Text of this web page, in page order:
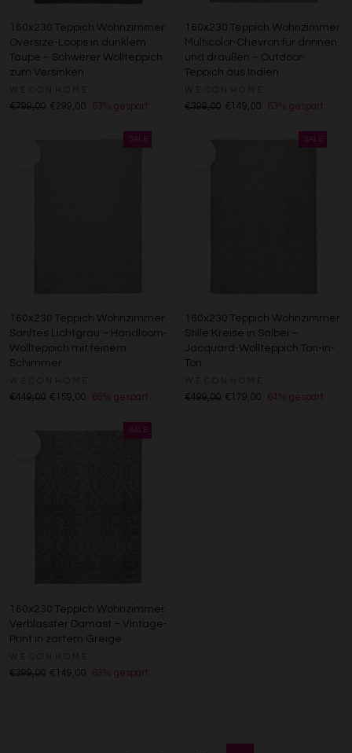
160x230 Teppich Wohnzimmer
Oversize-Loops in dunklem
Taupe – Schwerer Wollteppich
zum Versinken
€799,00 €299,00 63% gespart
160x230 Teppich Wohnzimmer
Multicolor-Chevron für drinnen
und draußen – Outdoor-
Teppich aus Indien
€399,00 €149,00 63% gespart
160x230 Teppich Wohnzimmer
Sanftes Lichtgrau – Handloom-
Wollteppich mit feinem
Schimmer
€449,00 €159,00 65% gespart
160x230 Teppich Wohnzimmer
Stille Kreise in Salbei –
Jacquard-Wollteppich Ton-in-
Ton
€499,00 €179,00 64% gespart
160x230 Teppich Wohnzimmer
Verblasster Damast – Vintage-
Print in zartem Greige
€399,00 €149,00 63% gespart